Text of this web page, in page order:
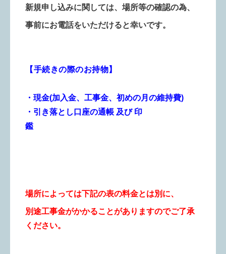
新規申し込みに関しては、 場所等の確認の為、
事前にお電話をいただけると幸いです。
【手続きの際のお持物】
・現金(加入金、工事金、初めの月の維持費)
・引き落とし口座の通帳 及び 印
鑑
場所によっては下記の表の料金とは別に、
別途工事金がかかることがありますのでご了承
ください。